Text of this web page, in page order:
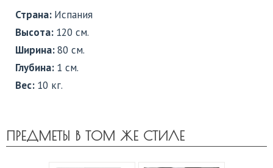
Страна: Испания
Высота: 120 см.
Ширина:80 см.
Глубина: 1 см.
Вес: 10 кг.
ПРЕДМЕТЫ В ТОМ ЖЕ СТИЛЕ